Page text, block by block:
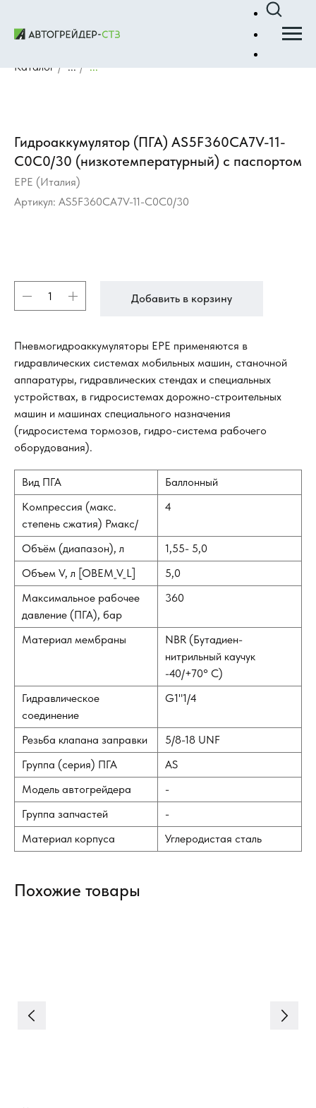
Каталог / ... / ...
Гидроаккумулятор (ПГА) AS5F360CA7V-11-
C0C0/30 (низкотемпературный) с паспортом
EPE (Италия)
Артикул: AS5F360CA7V-11-C0C0/30
Добавить в корзину
Пневмогидроаккумуляторы EPE применяются в
гидравлических системах мобильных машин, станочной
аппаратуры, гидравлических стендах и специальных
устройствах, в гидросистемах дорожно-строительных
машин и машинах специального назначения
(гидросистема тормозов, гидро-система рабочего
оборудования).
Вид ПГА
Баллонный
Компрессия (макс.
степень сжатия) Рмакс/
4
Объём (диапазон), л
1,55- 5,0
Объем V, л [OBEM_V_L]
5,0
Максимальное рабочее
давление (ПГА), бар
360
Материал мембраны
NBR (Бутадиен-
нитрильный каучук
-40/+70° С)
Гидравлическое
соединение
G1"1/4
Резьба клапана заправки
5/8-18 UNF
Группа (серия) ПГА
AS
Модель автогрейдера
-
Группа запчастей
-
Материал корпуса
Углеродистая сталь
Похожие товары